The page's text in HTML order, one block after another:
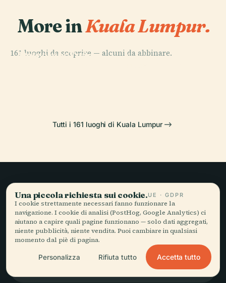
More inKuala Lumpur.
161 luoghi da scoprire — alcuni da abbinare.
Petronas Twin
PLACE
PLACE
Tutti i 161 luoghi di Kuala Lumpur
Viaggio lento,
raccontato bene.
RESTA AGGIORNATO
Iscriviti
Una piccola richiesta sui cookie.UE · GDPR
I cookie strettamente necessari fanno funzionare la
navigazione. I cookie di analisi (PostHog, Google Analytics) ci
aiutano a capire quali pagine funzionano — solo dati aggregati,
niente pubblicità, niente vendita. Puoi cambiare in qualsiasi
momento dal piè di pagina.
Personalizza Rifiuta tutto Accetta tutto